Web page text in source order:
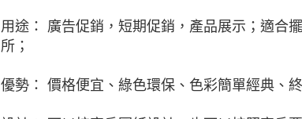
用途： 廣告促銷，短期促銷，產品展示；適合
所；
優勢： 價格便宜、綠色環保、色彩簡單經典、